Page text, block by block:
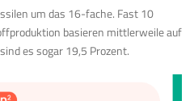
um das 16-fache. Fast 10
basieren mittlerweile auf
es sogar 19,5 Prozent.